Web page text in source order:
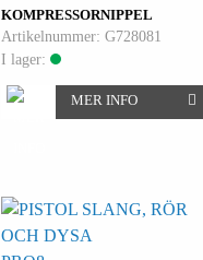
KOMPRESSORNIPPEL
Artikelnummer: G728081
I lager:
MER INFO